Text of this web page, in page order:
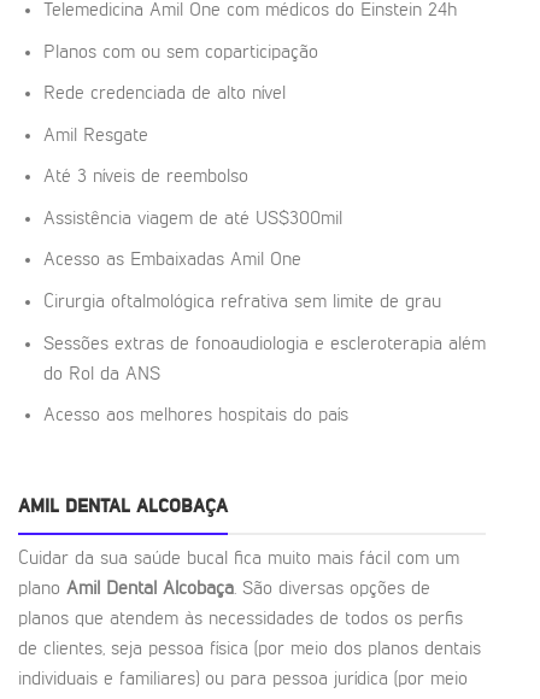
Telemedicina Amil One com médicos do Einstein 24h
Planos com ou sem coparticipação
Rede credenciada de alto nível
Amil Resgate
Até 3 níveis de reembolso
Assistência viagem de até US$300mil
Acesso as Embaixadas Amil One
Cirurgia oftalmológica refrativa sem limite de grau
Sessões extras de fonoaudiologia e escleroterapia além
do Rol da ANS
Acesso aos melhores hospitais do país
AMIL DENTAL ALCOBAÇA
Cuidar da sua saúde bucal fica muito mais fácil com um
plano Amil Dental Alcobaça. São diversas opções de
planos que atendem às necessidades de todos os perfis
de clientes, seja pessoa física (por meio dos planos dentais
individuais e familiares) ou para pessoa jurídica (por meio